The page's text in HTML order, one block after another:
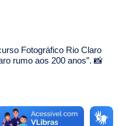
Fotográfico Rio Claro
rumo aos 200 anos”. 📸